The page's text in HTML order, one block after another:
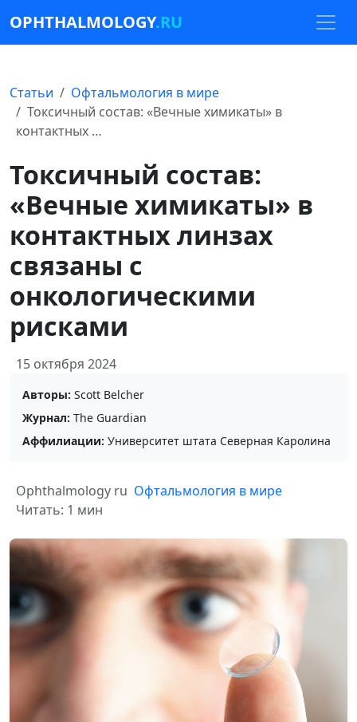
OPHTHALMOLOGY.RU
Статьи
Офтальмология в мире
Токсичный состав: «Вечные химикаты» в
контактных …
Токсичный состав:
«Вечные химикаты» в
контактных линзах
связаны с
онкологическими
рисками
15 октября 2024
Авторы: Scott Belcher
Журнал: The Guardian
Аффилиации: Университет штата Северная Каролина
Ophthalmology ru Офтальмология в мире
Читать: 1 мин